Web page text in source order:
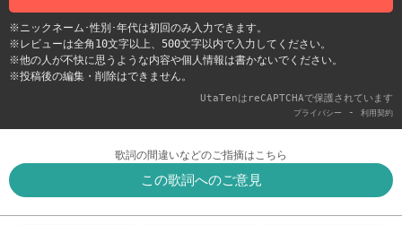
※ニックネーム･性別･年代は初回のみ入力できます。
※レビューは全角10文字以上、500文字以内で入力してください。
※他の人が不快に思うような内容や個人情報は書かないでください。
※投稿後の編集・削除はできません。
UtaTenはreCAPTCHAで保護されています
プライバシー - 利用契約
歌詞の間違いなどのご指摘はこちら
この歌詞へのご意見